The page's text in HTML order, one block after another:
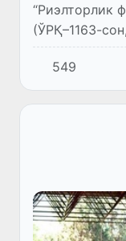
“Риэлторлик
(ЎРҚ–1163-
549